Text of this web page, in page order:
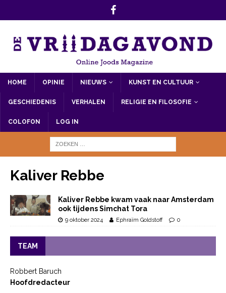
HOME OPINIE NIEUWS KUNST EN CULTUUR
GESCHIEDENIS VERHALEN RELIGIE EN FILOSOFIE
COLOFON LOG IN
Kaliver Rebbe
Kaliver Rebbe kwam vaak naar Amsterdam
ook tijdens Simchat Tora
9 oktober 2024 Ephraïm Goldstoff 0
TEAM
Robbert Baruch
Hoofdredacteur